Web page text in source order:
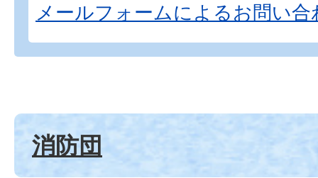
メールフォームによるお問い合
消防団